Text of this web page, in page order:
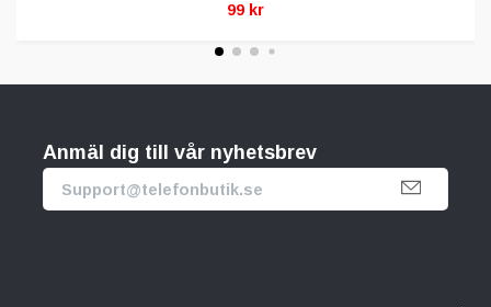
99 kr
Anmäl dig till vår nyhetsbrev